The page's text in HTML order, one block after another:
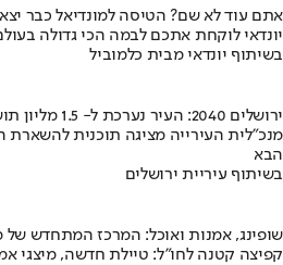
אתם עוד לא שם? הטיסה למונדיאל כבר
יונדאי לוקחת אתכם לבמה הכי גדולה
בשיתוף יונדאי מבית כלמוביל
ירושלים 2040: העיר נערכת ל- 1.5 מליון תושבים
מנכ"לית העירייה מציגה תוכנית להשארת
הבא
בשיתוף עיריית ירושלים
שופינג, אמנות ואוכל: המרכז המתחדש של
קפיצה קטנה לחו"ל: טיילת חדשה, מיצגי